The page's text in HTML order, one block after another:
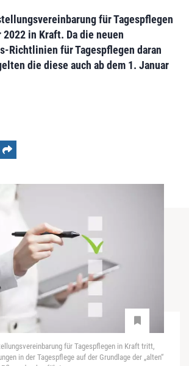
für Tagespflegen
in Kraft. Da die neuen
Richtlinien für Tagespflegen daran
die diese auch ab dem 1. Januar
für Tagespflegen in Kraft tritt,
in der Tagespflege auf der Grundlage der „alten“